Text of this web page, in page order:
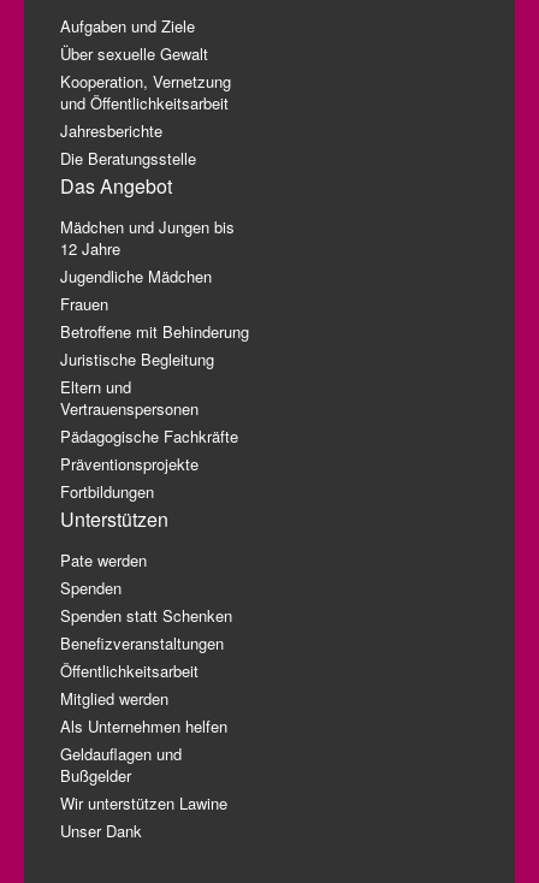
Aufgaben und Ziele
Über sexuelle Gewalt
Kooperation, Vernetzung
und Öffentlichkeitsarbeit
Jahresberichte
Die Beratungsstelle
Das Angebot
Mädchen und Jungen bis
12 Jahre
Jugendliche Mädchen
Frauen
Betroffene mit Behinderung
Juristische Begleitung
Eltern und
Vertrauenspersonen
Pädagogische Fachkräfte
Präventionsprojekte
Fortbildungen
Unterstützen
Pate werden
Spenden
Spenden statt Schenken
Benefizveranstaltungen
Öffentlichkeitsarbeit
Mitglied werden
Als Unternehmen helfen
Geldauflagen und
Bußgelder
Wir unterstützen Lawine
Unser Dank